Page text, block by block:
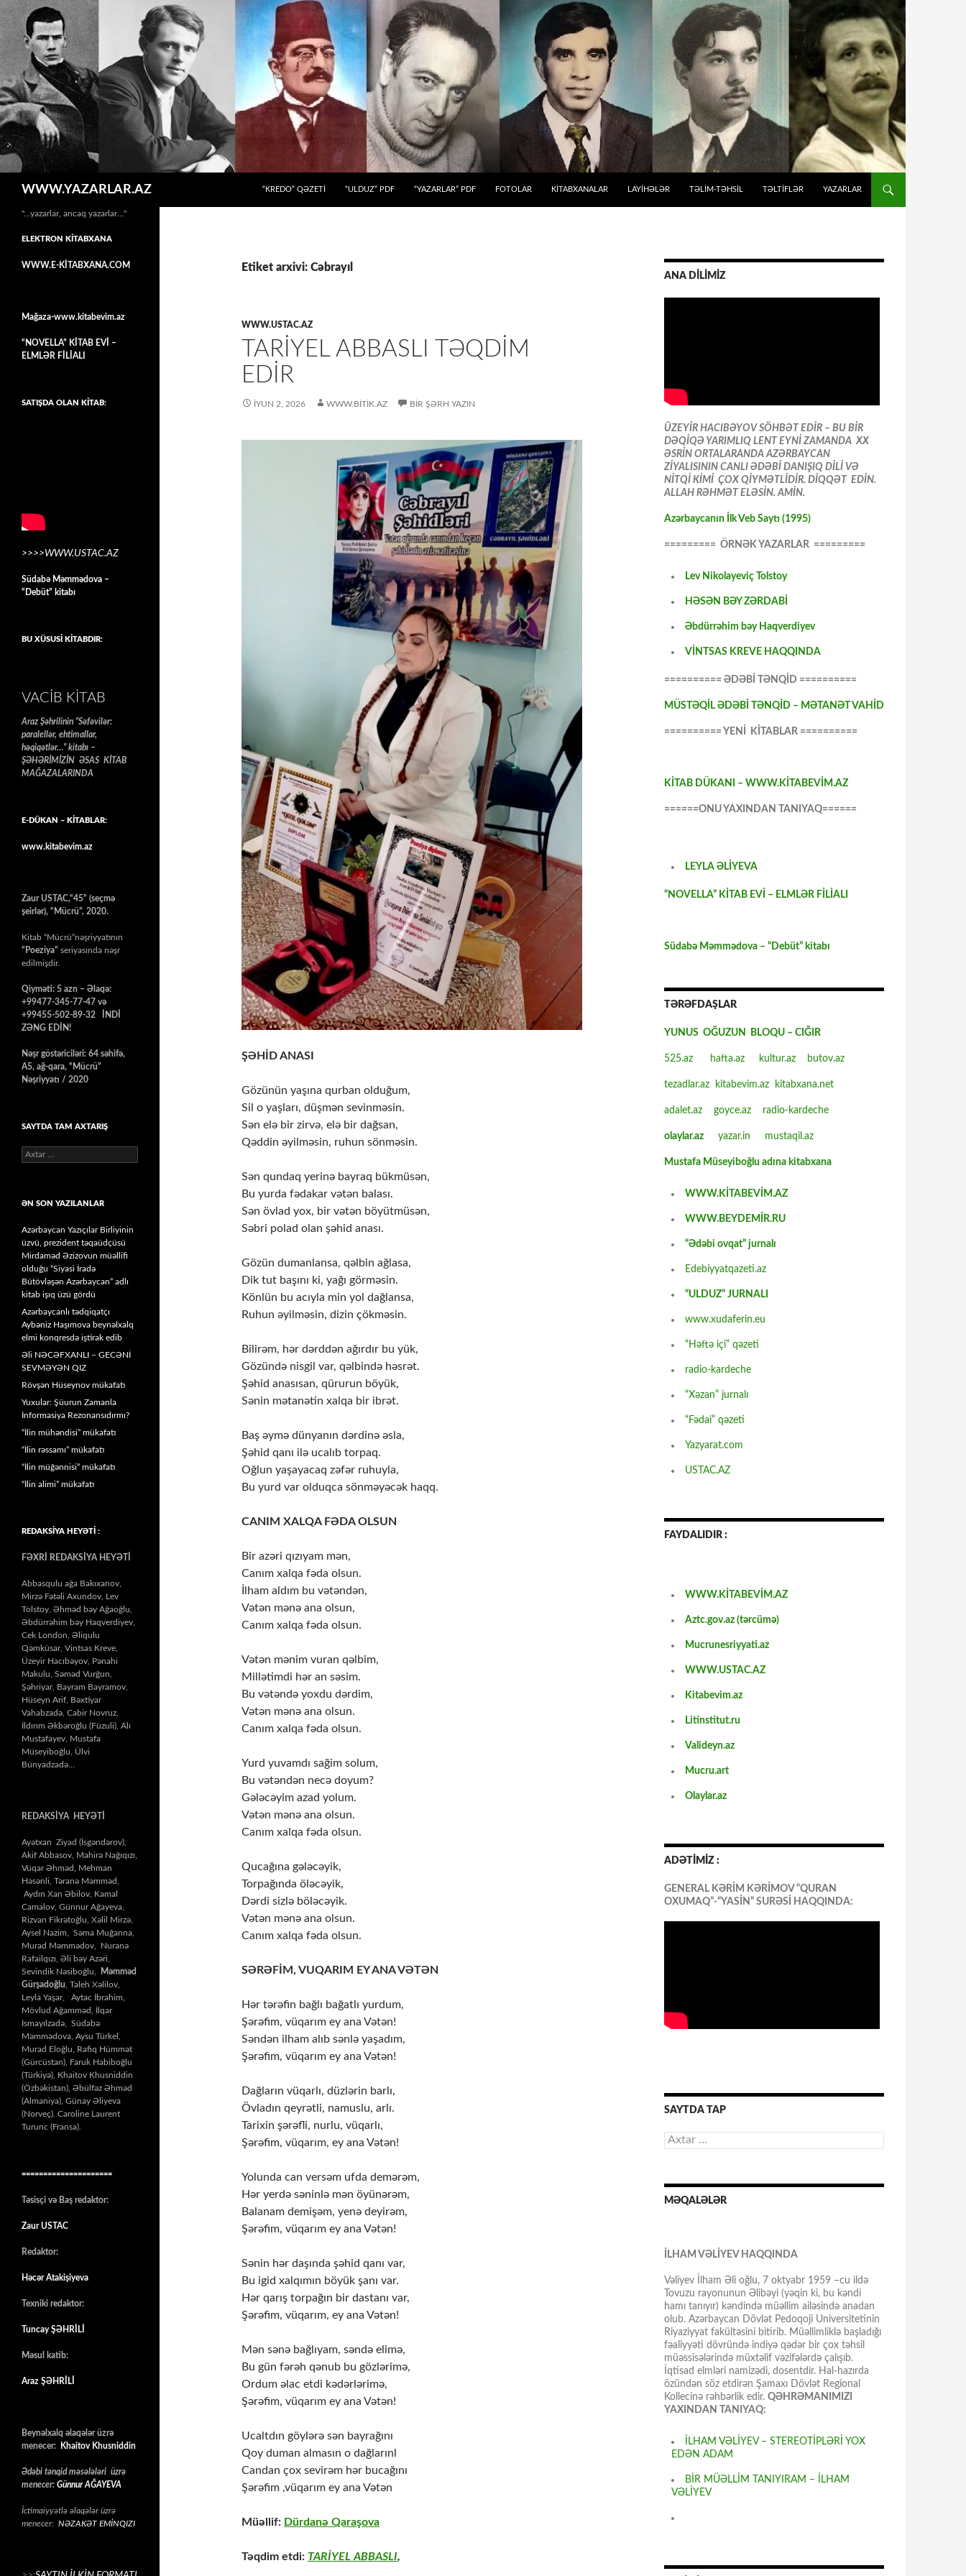
WWW.YAZARLAR.AZ
“KREDO” QƏZETİ
“ULDUZ” PDF “YAZARLAR” PDF FOTOLAR KİTABXANALAR LAYİHƏLƏR TƏLIM-TƏHSIL TƏLTİFLƏR YAZARLAR
Etiket arxivi: Cəbrayıl
WWW.USTAC.AZ
TARIYEL ABBASLI TƏQDIM
EDIR
İYUN 2, 2026 WWW.BITIK.AZ BIR ŞƏRH YAZIN
ŞƏHİD ANASI
Gözünün yaşına qurban olduğum,
Sil o yaşları, düşmən sevinməsin.
Sən elə bir zirvə, elə bir dağsan,
Qəddin əyilməsin, ruhun sönməsin.
Sən qundaq yerinə bayraq bükmüsən,
Bu yurda fədakar vətən balası.
Sən övlad yox, bir vətən böyütmüsən,
Səbri polad olan şəhid anası.
​Gözün dumanlansa, qəlbin ağlasa,
Dik tut başını ki, yağı görməsin.
Könlün bu acıyla min yol dağlansa,
Ruhun əyilməsin, dizin çökməsin.
Bilirəm, hər dərddən ağırdır bu yük,
Gözündə nisgil var, qəlbində həsrət.
Şəhid anasısan, qürurun böyük,
Sənin mətanətin xalqa bir ibrət.
Baş əymə dünyanın dərdinə əsla,
Şəhid qanı ilə ucalıb torpaq.
Oğlun yaşayacaq zəfər ruhuyla,
Bu yurd var olduqca sönməyəcək haqq.
CANIM XALQA FƏDA OLSUN
Bir azəri qızıyam mən,
Canım xalqa fəda olsun.
İlham aldım bu vətəndən,
Vətən mənə ana olsun,
Canım xalqa fəda olsun.
Vətən mənim vuran qəlbim,
Millətimdi hər an səsim.
Bu vətəndə yoxdu dərdim,
Vətən mənə ana olsun.
Canım xalqa fəda olsun.
Yurd yuvamdı sağim solum,
Bu vətəndən necə doyum?
Gələcəyim azad yolum.
Vətən mənə ana olsun.
Canım xalqa fəda olsun.
Qucağına gələcəyik,
Torpağında öləcəyik,
Dərdi sizlə böləcəyik.
Vətən mənə ana olsun.
Canım xalqa fəda olsun.
SƏRƏFİM, VUQARIM EY ANA VƏTƏN
Hər tərəfin bağlı bağatlı yurdum,
Şərəfim, vüqarım ey ana Vətən!
Səndən ilham alıb sənlə yaşadım,
Şərəfim, vüqarım ey ana Vətən!
Dağların vüqarlı, düzlərin barlı,
Övladın qeyrətli, namuslu, arlı.
Tarixin şərəfli, nurlu, vüqarlı,
Şərəfim, vüqarım, ey ana Vətən!
Yolunda can versəm ufda demərəm,
Hər yerdə səninlə mən öyünərəm,
Balanam demişəm, yenə deyirəm,
Şərəfim, vüqarım ey ana Vətən!
Sənin hər daşında şəhid qanı var,
Bu igid xalqımın böyük şanı var.
Hər qarış torpağın bir dastanı var,
Şərəfim, vüqarım, ey ana Vətən!
Mən sənə bağlıyam, səndə elimə,
Bu gün fərəh qənub bu gözlərimə,
Ordum əlac etdi kədərlərimə,
Şərəfim, vüqarım ey ana Vətən!
Ucaltdın göylərə sən bayrağını
Qoy duman almasın o dağlarınl
Candan çox sevirəm hər bucağını
Şərəfim ,vüqarım ey ana Vətən
Müəllif: Dürdanə Qaraşova
Təqdim etdi: TARİYEL ABBASLI,
ANA DİLİMİZ
ÜZEYİR HACIBƏYOV SÖHBƏT EDİR – BU BİR
DƏQİQƏ YARIMLIQ LENT EYNİ ZAMANDA XX
ƏSRİN ORTALARANDA AZƏRBAYCAN
ZİYALISININ CANLI ƏDƏBİ DANIŞIQ DİLİ VƏ
NİTQİ KİMİ ÇOX QİYMƏTLİDİR. DİQQƏT EDİN.
ALLAH RƏHMƏT ELƏSİN. AMİN.
Azərbaycanın İlk Veb Saytı (1995)
========= ÖRNƏK YAZARLAR =========
Lev Nikolayeviç Tolstoy
HƏSƏN BƏY ZƏRDABİ
Əbdürrəhim bəy Haqverdiyev
VİNTSAS KREVE HAQQINDA
========== ƏDƏBİ TƏNQİD ==========
MÜSTƏQİL ƏDƏBİ TƏNQİD – MƏTANƏT VAHİD
========== YENİ KİTABLAR ==========
KİTAB DÜKANI – WWW.KİTABEVİM.AZ
======ONU YAXINDAN TANIYAQ======
LEYLA ƏLİYEVA
“NOVELLA” KİTAB EVİ – ELMLƏR FİLİALI
Südabə Məmmədova – “Debüt” kitabı
TƏRƏFDAŞLAR
YUNUS OĞUZUN BLOQU – CIĞIR
525.az hafta.az kultur.az butov.az
tezadlar.az kitabevim.az kitabxana.net
adalet.az goyce.az radio-kardeche
olaylar.az yazar.in mustaqil.az
Mustafa Müseyiboğlu adına kitabxana
WWW.KİTABEVİM.AZ
WWW.BEYDEMİR.RU
“Ədəbi ovqat” jurnalı
Edebiyyatqazeti.az
“ULDUZ” JURNALI
www.xudaferin.eu
“Həftə içi” qəzeti
radio-kardeche
“Xəzan” jurnalı
“Fədai” qəzeti
Yazyarat.com
USTAC.AZ
FAYDALIDIR :
WWW.KİTABEVİM.AZ
Aztc.gov.az (tərcümə)
Mucrunesriyyati.az
WWW.USTAC.AZ
Kitabevim.az
Litinstitut.ru
Valideyn.az
Mucru.art
Olaylar.az
ADƏTİMİZ :
GENERAL KƏRİM KƏRİMOV “QURAN
OXUMAQ”-“YASİN” SURƏSİ HAQQINDA:
SAYTDA TAP
Axtarış:
MƏQALƏLƏR
İLHAM VƏLİYEV HAQQINDA
Vəliyev İlham Əli oğlu, 7 oktyabr 1959 –cu ildə
Tovuzu rayonunun Əlibəyi (yəqin ki, bu kəndi
hamı tanıyır) kəndində müəllim ailəsində anadan
olub. Azərbaycan Dövlət Pedoqoji Universitetinin
Riyaziyyat fakültəsini bitirib. Müəllimliklə başladığı
fəaliyyəti dövründə indiyə qədər bir çox təhsil
müəssisələrində müxtəlif vəzifələrdə çalışıb.
İqtisad elmləri namizədi, dosentdir. Hal-hazırda
özündən söz etdirən Şamaxı Dövlət Regional
Kollecinə rəhbərlik edir. QƏHRƏMANIMIZI
YAXINDAN TANIYAQ:
İLHAM VƏLİYEV – STEREOTİPLƏRİ YOX
EDƏN ADAM
BİR MÜƏLLİM TANIYIRAM – İLHAM
VƏLİYEV
"…yazarlar, ancaq yazarlar…"
ELEKTRON KİTABXANA
WWW.E-KİTABXANA.COM
Mağaza-www.kitabevim.az
“NOVELLA” KİTAB EVİ –
ELMLƏR FİLİALI
SATIŞDA OLAN KİTAB:
>>>>WWW.USTAC.AZ
Südabə Məmmədova –
“Debüt” kitabı
BU XÜSUSİ KİTABDIR:
VACIB KITAB
Araz Şəhrilinin “Səfəvilər:
paralellər, ehtimallar,
həqiqətlər…” kitabı –
ŞƏHƏRİMİZİN ƏSAS KİTAB
MAĞAZALARINDA
E-DÜKAN – KİTABLAR:
www.kitabevim.az
Zaur USTAC,“45” (seçmə
şeirlər), “Mücrü”, 2020.
Kitab “Mücrü”nəşriyyatının
“Poeziya” seriyasında nəşr
edilmişdir.
Qiyməti: 5 azn – Əlaqə:
+99477-345-77-47 və
+99455-502-89-32 İNDİ
ZƏNG EDİN!
Nəşr göstəriciləri: 64 səhifə,
A5, ağ-qara, “Mücrü”
Nəşriyyatı / 2020
SAYTDA TAM AXTARIŞ
Axtarış:
ƏN SON YAZILANLAR
Azərbaycan Yazıçılar Birliyinin
üzvü, prezident təqaüdçüsü
Mirdaməd Əzizovun müəllifi
olduğu “Siyasi İradə
Bütövləşən Azərbaycan” adlı
kitab işıq üzü gördü
Azərbaycanlı tədqiqatçı
Aybəniz Haşımova beynəlxalq
elmi konqresdə iştirak edib
Əli NƏCƏFXANLI – GECƏNİ
SEVMƏYƏN QIZ
Rövşən Hüseynov mükafatı
Yuxular: Şüurun Zamanla
İnformasiya Rezonansıdırmı?
“İlin mühəndisi” mükafatı
“İlin rəssamı” mükafatı
“İlin müğənnisi” mükafatı
“İlin alimi” mükafatı
REDAKSİYA HEYƏTİ :
FƏXRİ REDAKSİYA HEYƏTİ
Abbasqulu ağa Bakıxanov,
Mirzə Fətəli Axundov, Lev
Tolstoy, Əhməd bəy Ağaoğlu,
Əbdürrəhim bəy Haqverdiyev,
Cek London, Əliqulu
Qəmküsar, Vintsas Kreve,
Üzeyir Hacıbəyov, Pənahi
Makulu, Səməd Vurğun,
Şəhriyar, Bayram Bayramov,
Hüseyn Arif, Bəxtiyar
Vahabzadə, Cabir Novruz,
İldırım Əkbəroğlu (Füzuli), Alı
Mustafayev, Mustafa
Müseyiboğlu, Ülvi
Bünyadzadə…
REDAKSİYA HEYƏTİ
Ayətxan Ziyad (İsgəndərov),
Akif Abbasov, Mahirə Nağıqızı,
Vüqar Əhməd, Mehman
Həsənli, Təranə Məmməd,
Aydın Xan Əbilov, Kamal
Camalov, Günnur Ağayeva,
Rizvan Fikrətoğlu, Xəlil Mirzə,
Aysel Nazim, Səma Muğanna,
Murad Məmmədov, Nuranə
Rafailqızı, Əli bəy Azəri,
Sevindik Nəsiboğlu,
Məmməd
Gürşadoğlu , Taleh Xəlilov,
Leyla Yaşar, Aytac İbrahim,
Mövlud Ağamməd, İlqar
İsmayılzadə, Südabə
Məmmədova, Aysu Türkel,
Murad Eloğlu, Rafiq Hümmət
(Gürcüstan), Faruk Habiboğlu
(Türkiyə), Khaitov Khusniddin
(Özbəkistan), Əbülfəz Əhməd
(Almaniya), Günay Əliyeva
(Norveç). Caroline Laurent
Turunc (Fransa).
=====================
Təsisçi və Baş redaktor:
Zaur USTAC
Redaktor:
Həcər Atakişiyeva
Texniki redaktor:
Tuncay ŞƏHRİLİ
Məsul katib:
Araz ŞƏHRİLİ
Beynəlxalq əlaqələr üzrə
menecer:
Khaitov Khusniddin
Ədəbi tənqid məsələləri üzrə
menecer: Günnur AĞAYEVA
İctimaiyyətlə əlaqələr üzrə
menecer: NƏZAKƏT EMİNQIZI